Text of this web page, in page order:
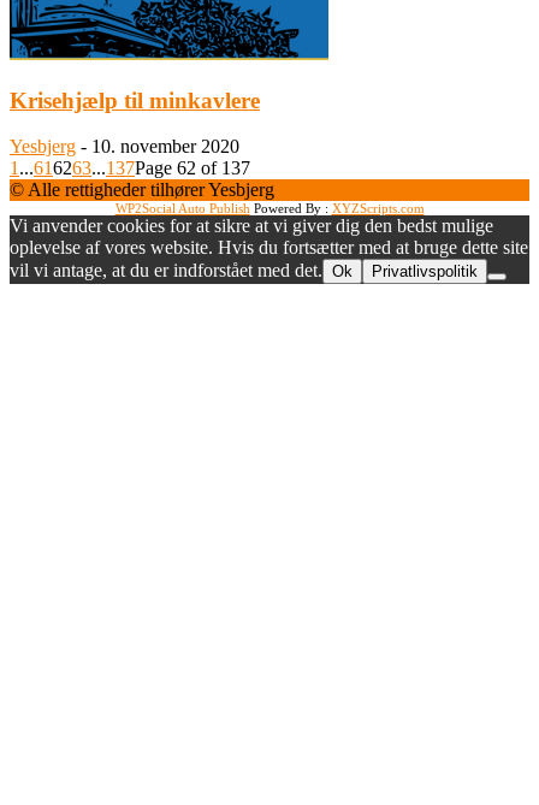
Krisehjælp til minkavlere
Yesbjerg - 10. november 2020
1 ...616263...137Page 62 of 137
© Alle rettigheder tilhører Yesbjerg
WP2Social Auto Publish Powered By : XYZScripts.com
Vi anvender cookies for at sikre at vi giver dig den bedst mulige
oplevelse af vores website. Hvis du fortsætter med at bruge dette site
vil vi antage, at du er indforstået med det. Ok Privatlivspolitik